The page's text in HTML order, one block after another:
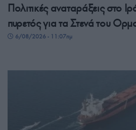
Πολιτικές αναταράξεις στο
πυρετός για τα Στενά του
6/08/2026 - 11:07πμ